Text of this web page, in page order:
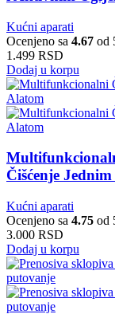
Kućni aparati
Ocenjeno sa 4.67 od
1.499 RSD
Dodaj u korpu
Čišćenje
Kućni aparati
Ocenjeno sa 4.75 od
3.000 RSD
Dodaj u korpu